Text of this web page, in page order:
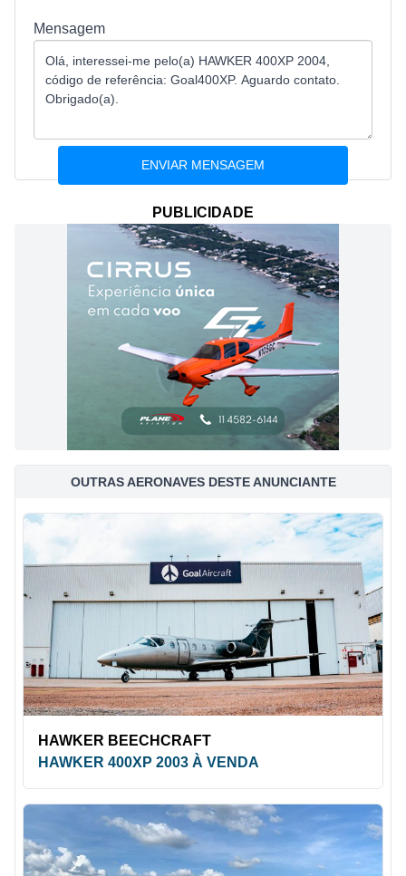
Mensagem
PUBLICIDADE
OUTRAS AERONAVES DESTE ANUNCIANTE
HAWKER BEECHCRAFT
HAWKER 400XP 2003 À VENDA